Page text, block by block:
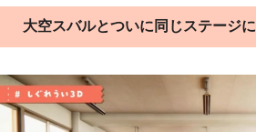
大空スバルとついに同じステージに